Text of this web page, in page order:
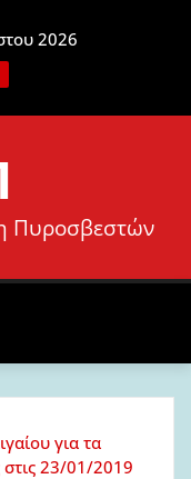
2026
Πυροσβεστών
για τα
23/01/2019